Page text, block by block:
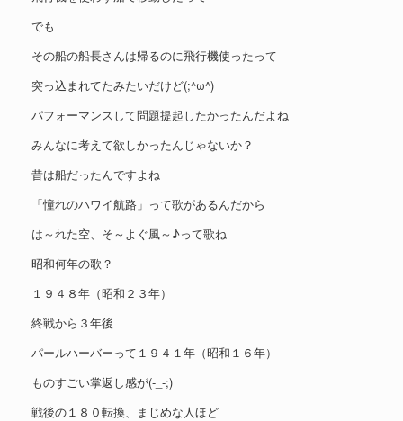
でも
その船の船長さんは帰るのに飛行機使ったって
突っ込まれてたみたいだけど(;^ω^)
パフォーマンスして問題提起したかったんだよね
みんなに考えて欲しかったんじゃないか？
昔は船だったんですよね
「憧れのハワイ航路」って歌があるんだから
は～れた空、そ～よぐ風～♪って歌ね
昭和何年の歌？
１９４８年（昭和２３年）
終戦から３年後
パールハーバーって１９４１年（昭和１６年）
ものすごい掌返し感が(-_-;)
戦後の１８０転換、まじめな人ほど